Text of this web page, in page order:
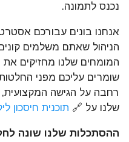
נכנס לתמונה.
אנחנו בונים עבורכם
הניהול שאתם משלמים
המומחים שלנו מחזיקים
שומרים עליכם מפני
רחבה על הגישה
שלנו על 🔗 תוכנית חיסכון
ההסתכלות שלנו שונה